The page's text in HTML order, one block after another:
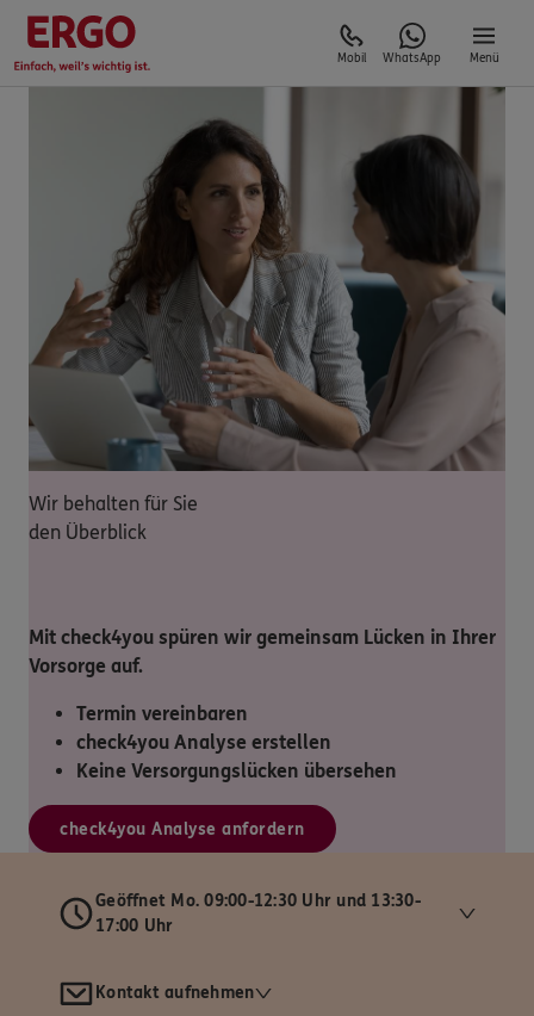
Mobil WhatsApp Menü
Wir behalten für Sie
den Überblick
Mit check4you spüren wir gemeinsam Lücken in Ihrer
Vorsorge auf.
Termin vereinbaren
check4you Analyse erstellen
Keine Versorgungslücken übersehen
check4you Analyse anfordern
Geöffnet Mo. 09:00-12:30 Uhr und 13:30-
17:00 Uhr
Kontakt aufnehmen